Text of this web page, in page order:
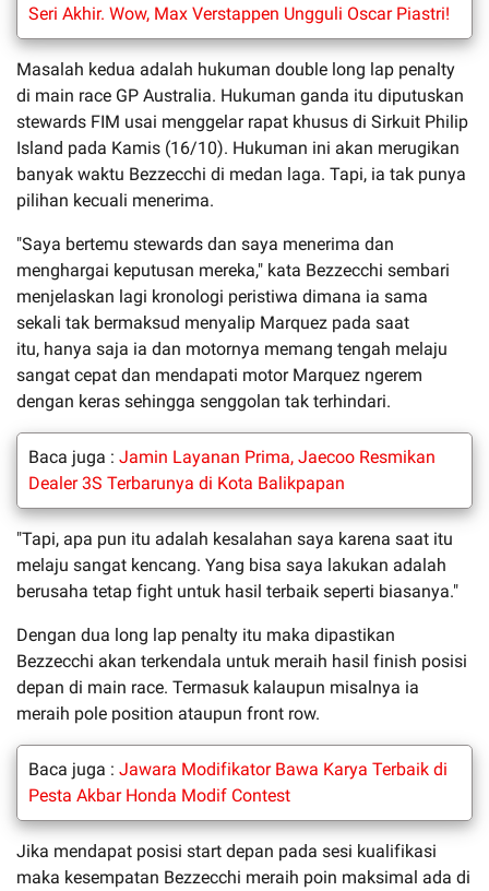
Seri Akhir. Wow, Max Verstappen Ungguli Oscar Piastri!
Masalah kedua adalah hukuman double long lap penalty
di main race GP Australia. Hukuman ganda itu diputuskan
stewards FIM usai menggelar rapat khusus di Sirkuit Philip
Island pada Kamis (16/10). Hukuman ini akan merugikan
banyak waktu Bezzecchi di medan laga. Tapi, ia tak punya
pilihan kecuali menerima.
"Saya bertemu stewards dan saya menerima dan
menghargai keputusan mereka," kata Bezzecchi sembari
menjelaskan lagi kronologi peristiwa dimana ia sama
sekali tak bermaksud menyalip Marquez pada saat
itu, hanya saja ia dan motornya memang tengah melaju
sangat cepat dan mendapati motor Marquez ngerem
dengan keras sehingga senggolan tak terhindari.
Baca juga : Jamin Layanan Prima, Jaecoo Resmikan
Dealer 3S Terbarunya di Kota Balikpapan
"Tapi, apa pun itu adalah kesalahan saya karena saat itu
melaju sangat kencang. Yang bisa saya lakukan adalah
berusaha tetap fight untuk hasil terbaik seperti biasanya."
Dengan dua long lap penalty itu maka dipastikan
Bezzecchi akan terkendala untuk meraih hasil finish posisi
depan di main race. Termasuk kalaupun misalnya ia
meraih pole position ataupun front row.
Baca juga : Jawara Modifikator Bawa Karya Terbaik di
Pesta Akbar Honda Modif Contest
Jika mendapat posisi start depan pada sesi kualifikasi
maka kesempatan Bezzecchi meraih poin maksimal ada di